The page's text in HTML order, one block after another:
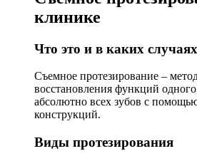
клинике
Что это и в каких
Съемное протезирование –
восстановления функций
абсолютно всех зубов с
конструкций.
Виды протезирования